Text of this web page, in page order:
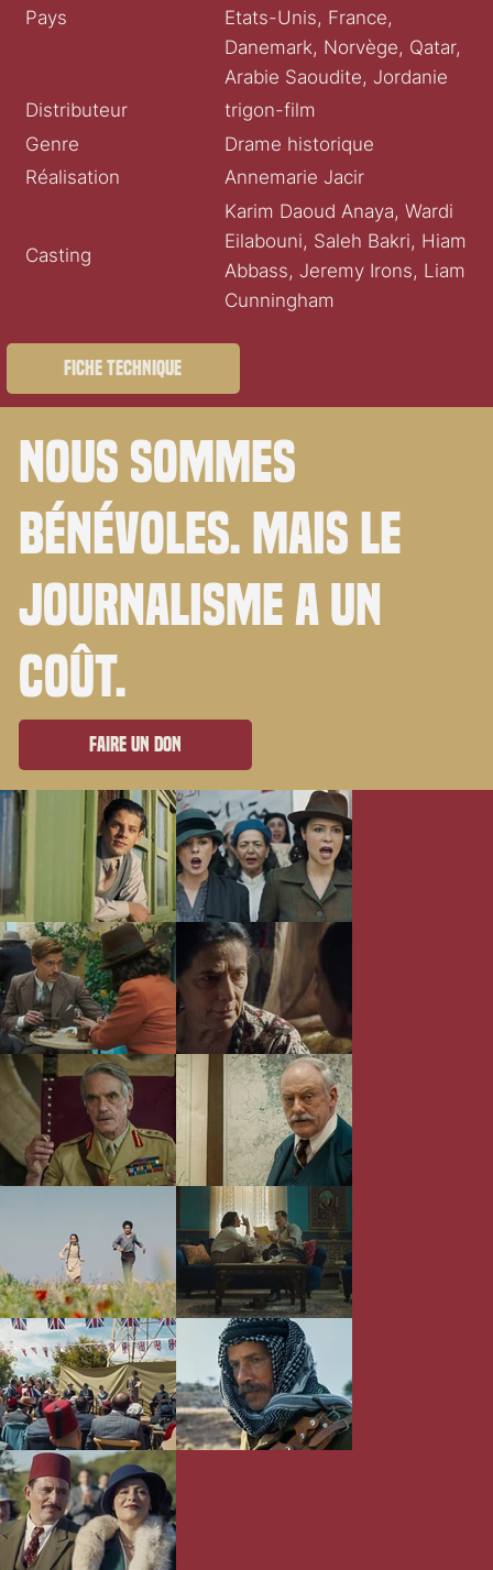
Pays
Etats-Unis, France,
Danemark, Norvège, Qatar,
Arabie Saoudite, Jordanie
Distributeur
trigon-film
Genre
Drame historique
Réalisation
Annemarie Jacir
Casting
Karim Daoud Anaya, Wardi
Eilabouni, Saleh Bakri, Hiam
Abbass, Jeremy Irons, Liam
Cunningham
Fiche technique
Nous sommes
bénévoles. Mais le
journalisme a un
coût.
Faire un don